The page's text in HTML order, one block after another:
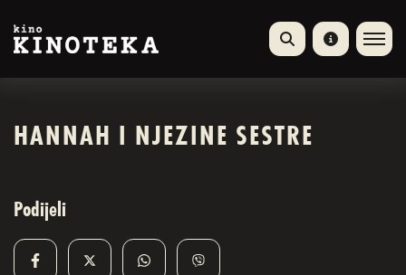
HANNAH I NJEZINE SESTRE
Podijeli